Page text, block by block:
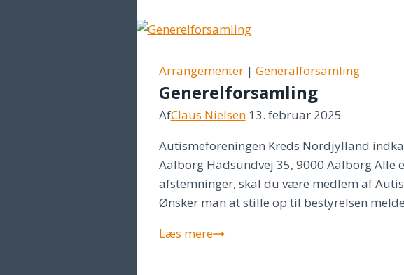
samspil
fra
udfordrende
til
samspil
Arrangementer| Generalforsamling
Generelforsamling
AfClaus Nielsen 13. februar 2025
Autismeforeningen Kreds Nordjylland
Aalborg Hadsundvej 35, 9000 Aalborg Alle
afstemninger, skal du være medlem af
Ønsker man at stille op til bestyrelsen
Læs mereGenerelforsamling